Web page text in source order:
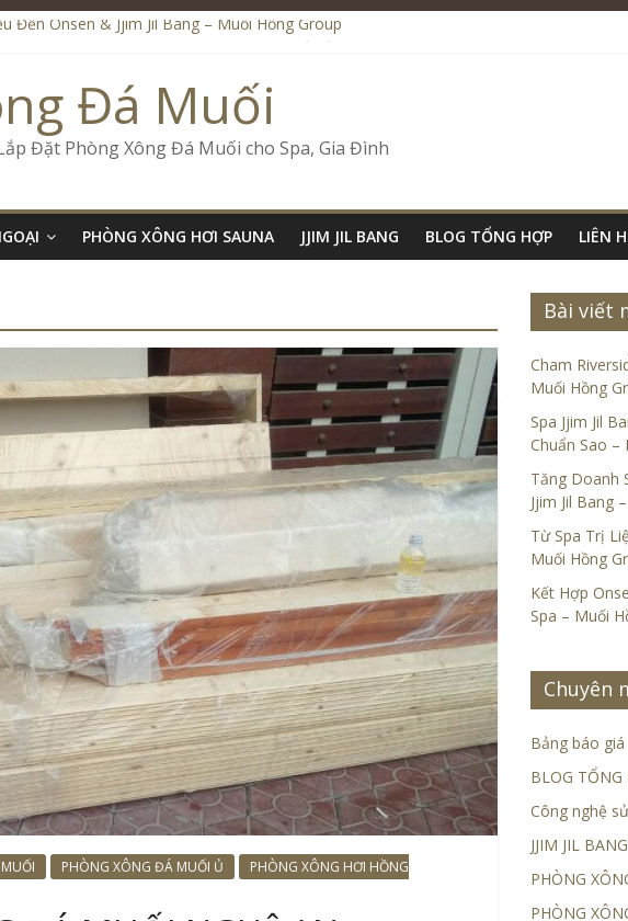
Đến Onsen & Jjim Jil Bang – Muối Hồng Group
Onsen & Jjim Jil Bang Đà Nẵng Muối Hồng Group
Kết Hợp Onsen – Kinh Doanh Chuẩn Sao – Muối Hồng Group
Kinh Doanh Lắp Đặt Onsen & Jjim Jil Bang – Muối Hồng Group
Đá Muối
Đặt Phòng Xông Đá Muối cho Spa, Gia Đình
PHÒNG XÔNG HƠI SAUNA JJIM JIL BANG BLOG TỔNG HỢP LIÊN
PHÒNG XÔNG ĐÁ MUỐI Ủ
PHÒNG XÔNG HƠI HỒNG
Bài viết
Cham
Muối Hồng
Spa Jjim Jil
Chuẩn Sao –
Tăng Doanh
Jjim Jil Bang
Từ Spa Trị
Muối Hồng
Kết Hợp
Spa – Muối
Chuyên
Bảng báo giá
BLOG TỔNG
Công nghệ
JJIM JIL BANG
PHÒNG
PHÒNG